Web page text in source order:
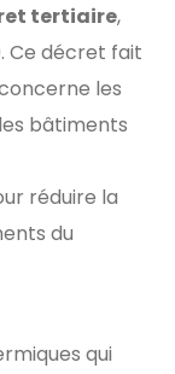
tertiaire,
Ce décret fait
les
bâtiments
réduire la
du
qui